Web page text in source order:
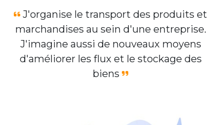
J'organise le transport des produits et
marchandises au sein d'une entreprise.
J'imagine aussi de nouveaux moyens
d'améliorer les flux et le stockage des
biens